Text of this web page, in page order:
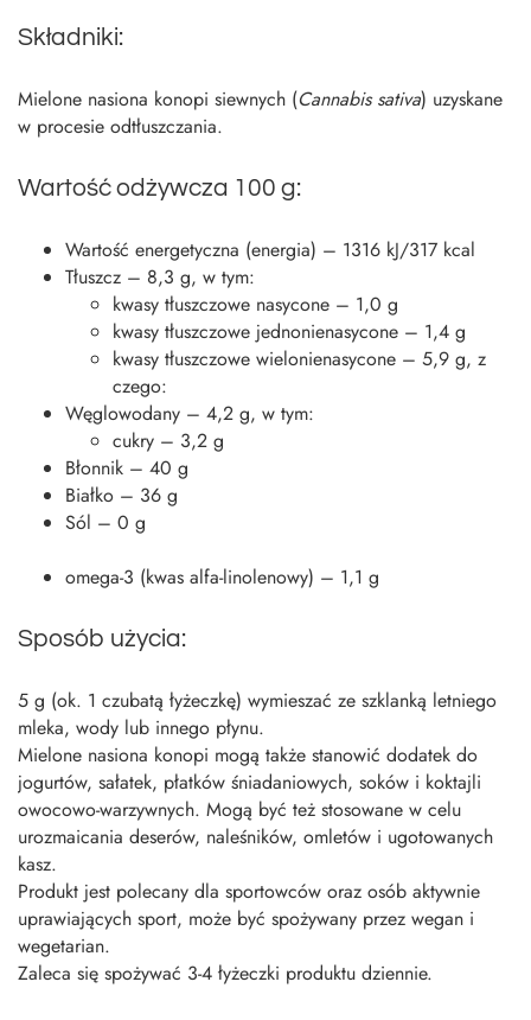
Składniki:
Mielone nasiona konopi siewnych (Cannabis sativa) uzyskane
w procesie odtłuszczania.
Wartość odżywcza 100 g:
Wartość energetyczna (energia) – 1316 kJ/317 kcal
Tłuszcz – 8,3 g, w tym:
kwasy tłuszczowe nasycone – 1,0 g
kwasy tłuszczowe jednonienasycone – 1,4 g
kwasy tłuszczowe wielonienasycone – 5,9 g, z
czego:
Węglowodany – 4,2 g, w tym:
cukry – 3,2 g
Błonnik – 40 g
Białko – 36 g
Sól – 0 g
omega-3 (kwas alfa-linolenowy) – 1,1 g
Sposób użycia:
5 g (ok. 1 czubatą łyżeczkę) wymieszać ze szklanką letniego
mleka, wody lub innego płynu.
Mielone nasiona konopi mogą także stanowić dodatek do
jogurtów, sałatek, płatków śniadaniowych, soków i koktajli
owocowo-warzywnych. Mogą być też stosowane w celu
urozmaicania deserów, naleśników, omletów i ugotowanych
kasz.
Produkt jest polecany dla sportowców oraz osób aktywnie
uprawiających sport, może być spożywany przez wegan i
wegetarian.
Zaleca się spożywać 3-4 łyżeczki produktu dziennie.